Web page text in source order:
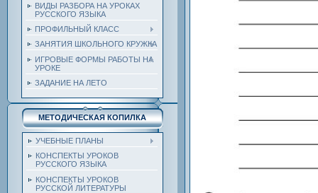
ВИДЫ РАЗБОРА НА УРОКАХ
РУССКОГО ЯЗЫКА
ПРОФИЛЬНЫЙ КЛАСС
ЗАНЯТИЯ ШКОЛЬНОГО КРУЖКА
ИГРОВЫЕ ФОРМЫ РАБОТЫ НА
УРОКЕ
ЗАДАНИЕ НА ЛЕТО
МЕТОДИЧЕСКАЯ КОПИЛКА
УЧЕБНЫЕ ПЛАНЫ
КОНСПЕКТЫ УРОКОВ
РУССКОГО ЯЗЫКА
КОНСПЕКТЫ УРОКОВ
РУССКОЙ ЛИТЕРАТУРЫ